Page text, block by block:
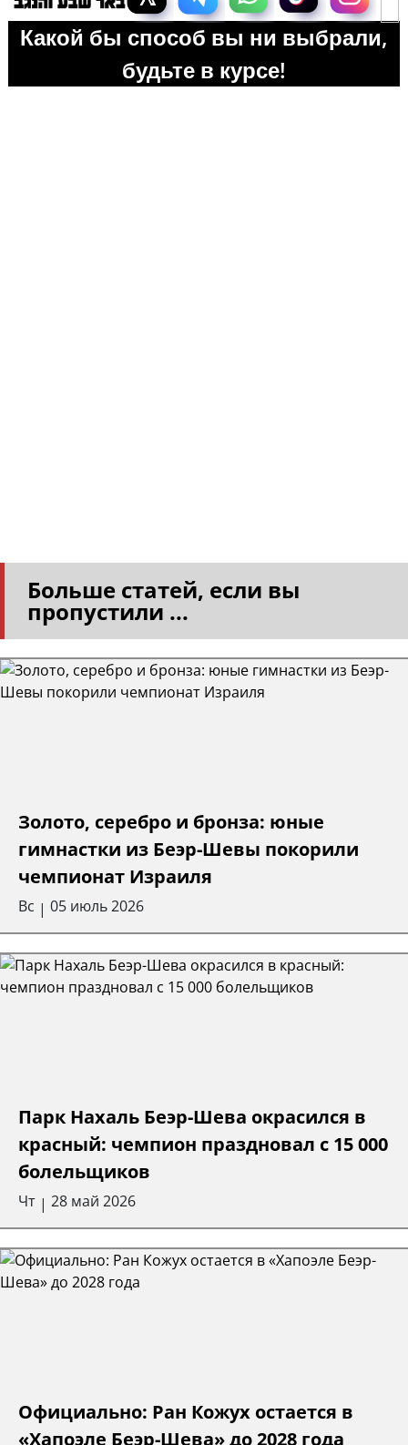
Какой бы способ вы ни выбрали,
будьте в курсе!
Больше статей, если вы
пропустили ...
Золото, серебро и бронза: юные
гимнастки из Беэр-Шевы покорили
чемпионат Израиля
Вс | 05 июль 2026
Парк Нахаль Беэр-Шева окрасился в
красный: чемпион праздновал с 15 000
болельщиков
Чт | 28 май 2026
Официально: Ран Кожух остается в
«Хапоэле Беэр-Шева» до 2028 года